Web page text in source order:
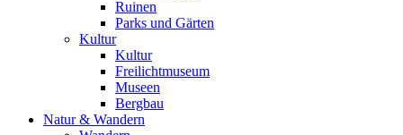
Ruinen
Parks und Gärten
Kultur
Kultur
Freilichtmuseum
Museen
Bergbau
Natur & Wandern